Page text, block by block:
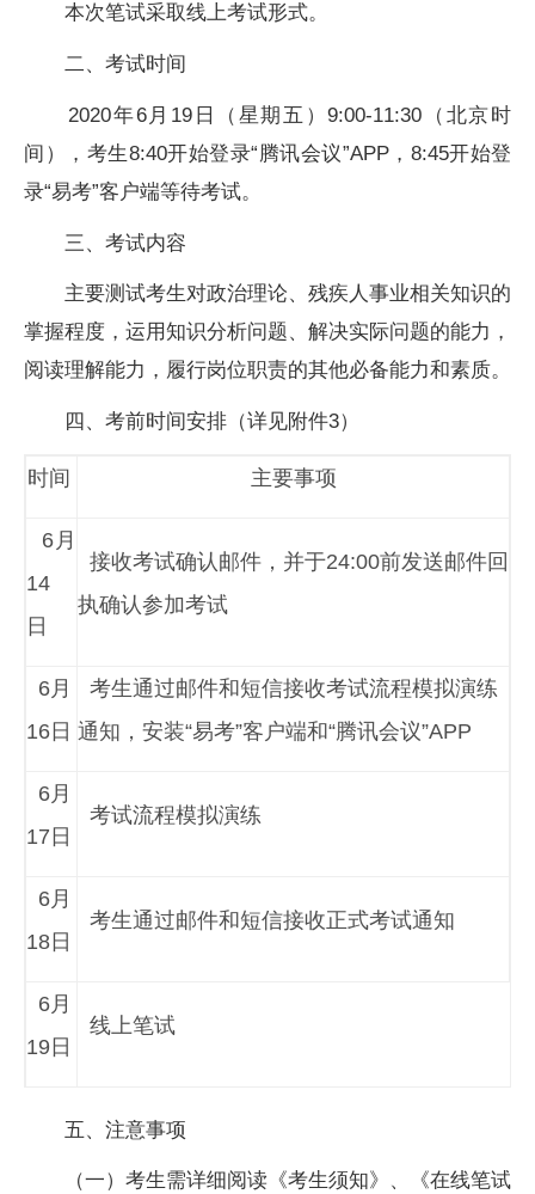
本次笔试采取线上考试形式。
二、考试时间
2020年6月19日（星期五）9:00-11:30（北京时
间），考生8:40开始登录“腾讯会议”APP，8:45开始登
录“易考”客户端等待考试。
三、考试内容
主要测试考生对政治理论、残疾人事业相关知识的
掌握程度，运用知识分析问题、解决实际问题的能力，
阅读理解能力，履行岗位职责的其他必备能力和素质。
四、考前时间安排（详见附件3）
时间 主要事项
6月
14
日
接收考试确认邮件，并于24:00前发送邮件回
执确认参加考试
6月
16日
考生通过邮件和短信接收考试流程模拟演练
通知，安装“易考”客户端和“腾讯会议”APP
6月
17日
考试流程模拟演练
6月
18日
考生通过邮件和短信接收正式考试通知
6月
19日
线上笔试
五、注意事项
（一）考生需详细阅读《考生须知》、《在线笔试